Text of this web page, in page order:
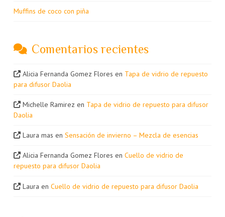
Muffins de coco con piña
Comentarios recientes
Alicia Fernanda Gomez Flores en Tapa de vidrio de repuesto
para difusor Daolia
Michelle Ramirez en Tapa de vidrio de repuesto para difusor
Daolia
Laura mas enSensación de invierno – Mezcla de esencias
Alicia Fernanda Gomez Flores enCuello de vidrio de
repuesto para difusor Daolia
Laura enCuello de vidrio de repuesto para difusor Daolia